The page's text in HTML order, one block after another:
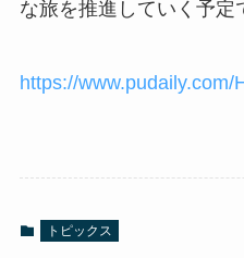
な旅を推進していく予定
https://
トピックス